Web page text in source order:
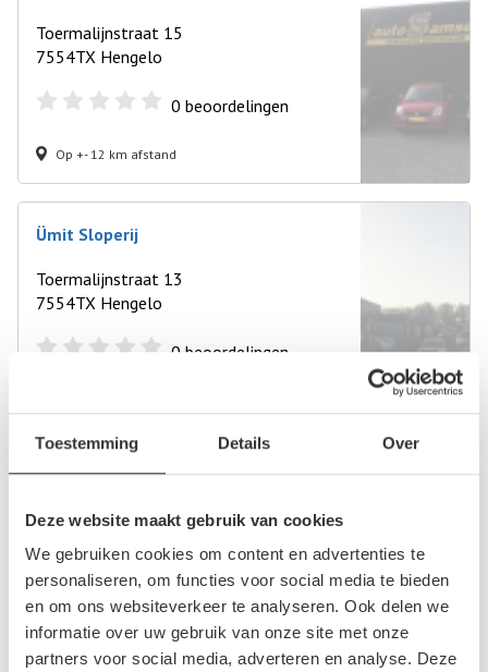
Toestemming Details Over
Deze website maakt gebruik van cookies
We gebruiken cookies om content en advertenties te
personaliseren, om functies voor social media te bieden
en om ons websiteverkeer te analyseren. Ook delen we
informatie over uw gebruik van onze site met onze
partners voor social media, adverteren en analyse. Deze
Toermalijnstraat 15
7554TX Hengelo
0 beoordelingen
Op +- 12 km afstand
Ümit Sloperij
Toermalijnstraat 13
7554TX Hengelo
0 beoordelingen
Autodemontage Brooks
De Steenberg 5
7678CN Geesteren
14beoordelingen
Op +- 18 km afstand